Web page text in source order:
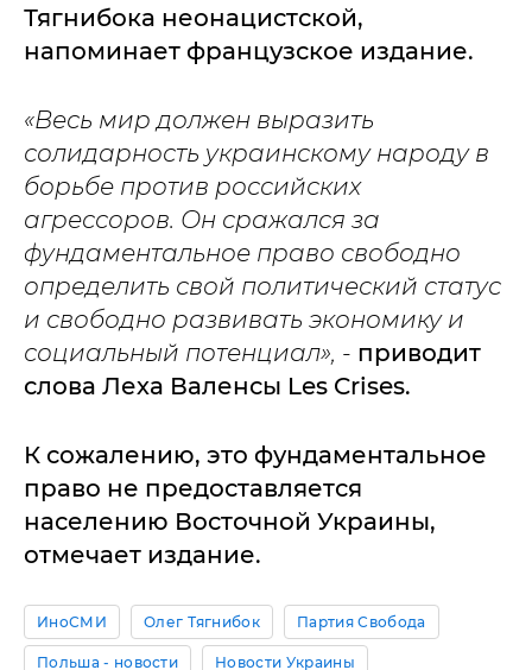
Тягнибока неонацистской,
напоминает французское издание.
«Весь мир должен выразить
солидарность украинскому народу в
борьбе против российских
агрессоров. Он сражался за
фундаментальное право свободно
определить свой политический статус
и свободно развивать экономику и
социальный потенциал», - приводит
слова Леха Валенсы Les Crises.
К сожалению, это фундаментальное
право не предоставляется
населению Восточной Украины,
отмечает издание.
ИноСМИ Олег Тягнибок Партия Свобода
Польша - новости Новости Украины